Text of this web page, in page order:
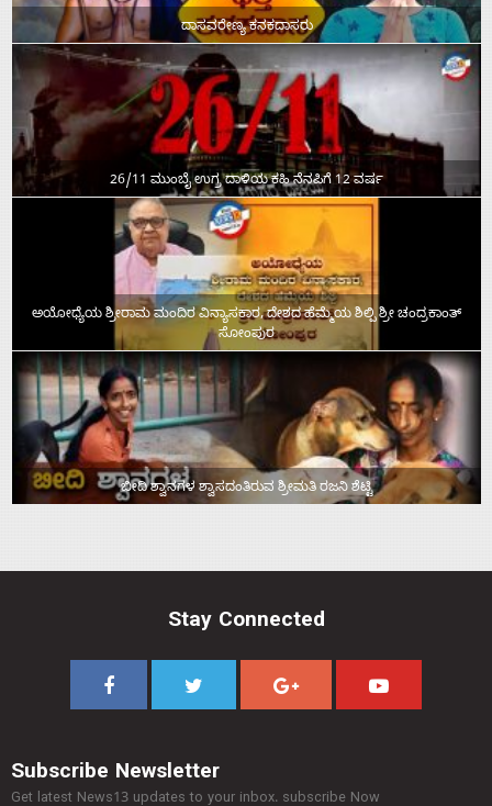
ದಾಸವರೇಣ್ಯ ಕನಕದಾಸರು
26/11 ಮುಂಬೈ ಉಗ್ರ ದಾಳಿಯ ಕಹಿ ನೆನಪಿಗೆ 12 ವರ್ಷ
ಅಯೋಧ್ಯೆಯ ಶ್ರೀರಾಮ ಮಂದಿರ ವಿನ್ಯಾಸಕಾರ, ದೇಶದ ಹೆಮ್ಮೆಯ ಶಿಲ್ಪಿ ಶ್ರೀ ಚಂದ್ರಕಾಂತ್‌
ಸೋಂಪುರ
ಬೀದಿ ಶ್ವಾನಗಳ ಶ್ವಾಸದಂತಿರುವ ಶ್ರೀಮತಿ ರಜನಿ ಶೆಟ್ಟಿ
Stay Connected
Subscribe Newsletter
Get latest News13 updates to your inbox. subscribe Now